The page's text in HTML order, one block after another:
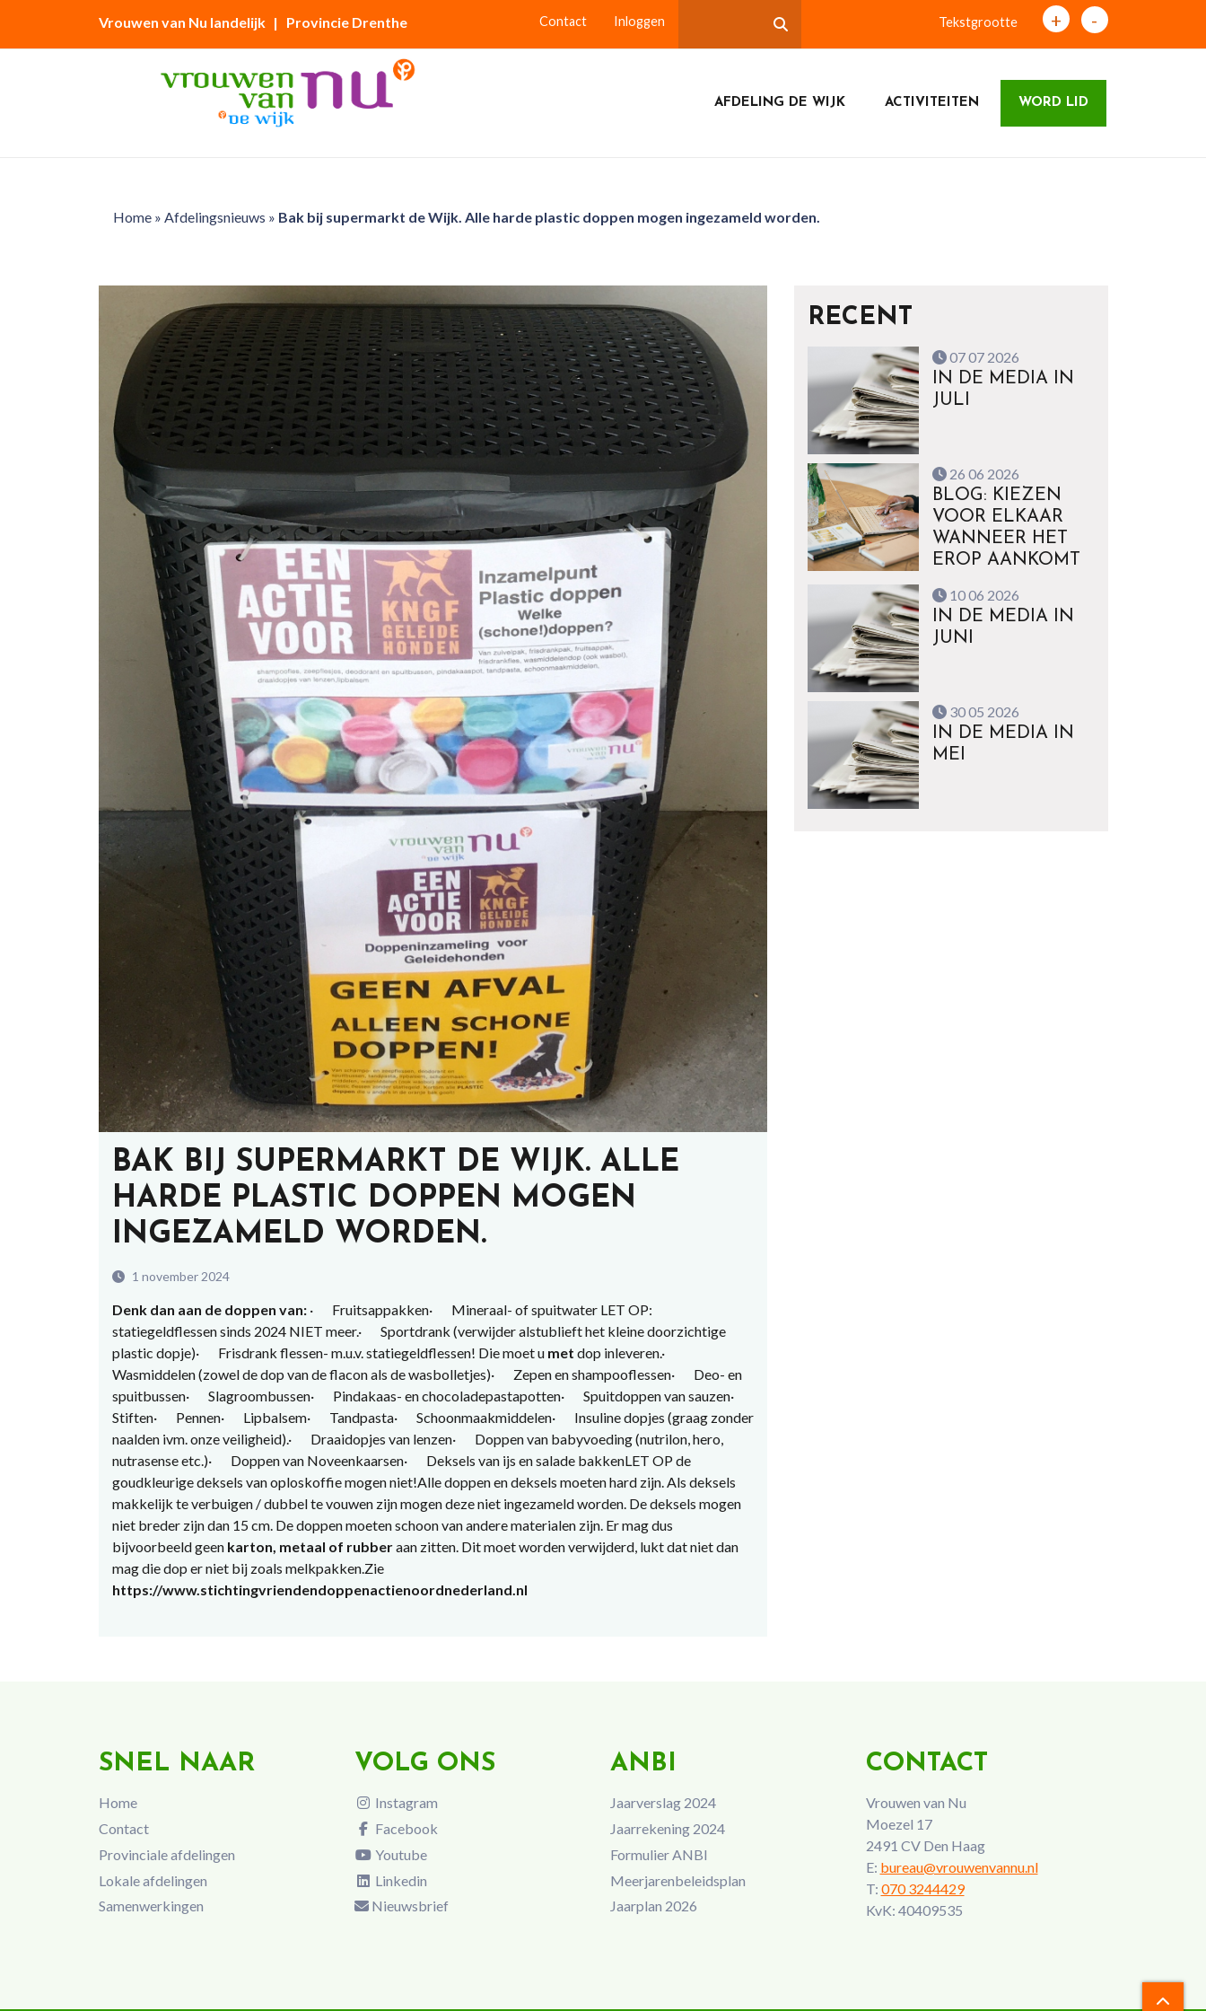
Vrouwen van Nu landelijk | Provincie Drenthe Contact Inloggen Tekstgrootte + -
AFDELING DE WIJK ACTIVITEITEN WORD LID
Home» Afdelingsnieuws » Bak bij supermarkt de Wijk. Alle harde plastic doppen mogen ingezameld worden.
BAK BIJ SUPERMARKT DE WIJK. ALLE
HARDE PLASTIC DOPPEN MOGEN
INGEZAMELD WORDEN.
1 november 2024
Denk dan aan de doppen van: · Fruitsappakken· Mineraal- of spuitwater LET OP:
statiegeldflessen sinds 2024 NIET meer.· Sportdrank (verwijder alstublieft het kleine doorzichtige
plastic dopje)· Frisdrank flessen- m.u.v. statiegeldflessen! Die moet u met dop inleveren.·
Wasmiddelen (zowel de dop van de flacon als de wasbolletjes)· Zepen en shampooflessen· Deo- en
spuitbussen· Slagroombussen· Pindakaas- en chocoladepastapotten· Spuitdoppen van sauzen·
Stiften· Pennen· Lipbalsem· Tandpasta· Schoonmaakmiddelen· Insuline dopjes (graag zonder
naalden ivm. onze veiligheid).· Draaidopjes van lenzen· Doppen van babyvoeding (nutrilon, hero,
nutrasense etc.)· Doppen van Noveenkaarsen· Deksels van ijs en salade bakkenLET OP de
goudkleurige deksels van oploskoffie mogen niet!Alle doppen en deksels moeten hard zijn. Als deksels
makkelijk te verbuigen / dubbel te vouwen zijn mogen deze niet ingezameld worden. De deksels mogen
niet breder zijn dan 15 cm. De doppen moeten schoon van andere materialen zijn. Er mag dus
bijvoorbeeld geen karton, metaal of rubberaan zitten. Dit moet worden verwijderd, lukt dat niet dan
mag die dop er niet bij zoals melkpakken.Zie
https://www.stichtingvriendendoppenactienoordnederland.nl
RECENT
07 07 2026
IN DE MEDIA IN
JULI
26 06 2026
BLOG: KIEZEN
VOOR ELKAAR
WANNEER HET
EROP AANKOMT
10 06 2026
IN DE MEDIA IN
JUNI
30 05 2026
IN DE MEDIA IN
MEI
SNEL NAAR
Home
Contact
Provinciale afdelingen
Lokale afdelingen
Samenwerkingen
VOLG ONS
Instagram
Facebook
Youtube
Linkedin
Nieuwsbrief
ANBI
Jaarverslag 2024
Jaarrekening 2024
Formulier ANBI
Meerjarenbeleidsplan
Jaarplan 2026
CONTACT
Vrouwen van Nu
Moezel 17
2491 CV Den Haag
E: bureau@vrouwenvannu.nl
T: 070 3244429
KvK: 40409535